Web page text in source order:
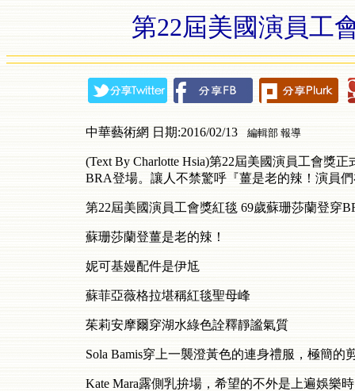
第22屆美國演員工
中華藝術網 日期:2016/02/13 編輯部 報導
(Text By Charlotte Hsia)第22屆美國演員工會獎
BRA登場。讓人不禁驚呼『薑是老的辣！演員
第22屆美國演員工會獎紅毯 69歲蘇珊莎蘭登穿
蘇珊莎蘭登薑是老的辣！
妮可基嫚配件是伊尪
蘇菲亞薇格拉堪稱紅毯聖母峰
茱莉安摩爾穿湖水綠色詮釋靜謐氣質
Sola Bamis穿上一襲澄黃色的連身禮服，極簡
Kate Mara露側乳拚場，希望的不外是上遍娛樂